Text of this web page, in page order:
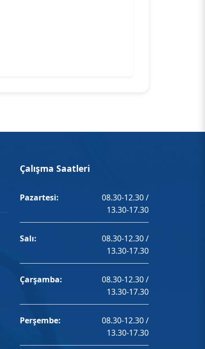
Çalışma Saatleri
Pazartesi:
08.30-12.30 /
13.30-17.30
Salı:
08.30-12.30 /
13.30-17.30
Çarşamba:
08.30-12.30 /
13.30-17.30
Perşembe:
08.30-12.30 /
13.30-17.30